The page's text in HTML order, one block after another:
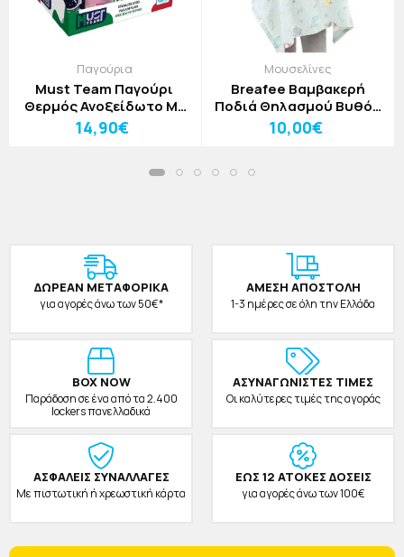
Παγούρια
Must Team Παγούρι
Θερμός Ανοξείδωτο Με
Καλαμάκι 500ml
Διάστημα
14,90€
Μουσελίνες
Breafee Βαμβακερή
Ποδιά Θηλασμού Βυθός
70x98cm
10,00€
ΔΩΡΕAΝ ΜΕΤΑΦΟΡΙΚΑ
για αγορές άνω των 50€*
ΑΜΕΣΗ ΑΠΟΣΤΟΛΗ
1-3 ημέρες σε όλη την Ελλάδα
BOX NOW
Παράδοση σε ένα από τα 2.400
lockers πανελλαδικά
ΑΣΥΝΑΓΩΝΙΣΤΕΣ ΤΙΜΕΣ
Οι καλύτερες τιμές της αγοράς
ΑΣΦΑΛΕΙΣ ΣΥΝΑΛΛΑΓΕΣ
Με πιστωτική ή χρεωστική κάρτα
ΕΩΣ 12 ΑΤΟΚΕΣ ΔΟΣΕΙΣ
για αγορές άνω των 100€